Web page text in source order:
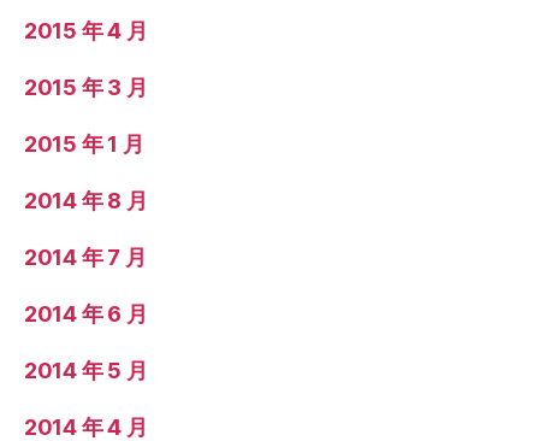
2015 年 4 月
2015 年 3 月
2015 年 1 月
2014 年 8 月
2014 年 7 月
2014 年 6 月
2014 年 5 月
2014 年 4 月